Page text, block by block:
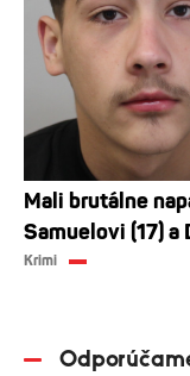
Mali brutálne
Samuelovi (17) a
Krimi